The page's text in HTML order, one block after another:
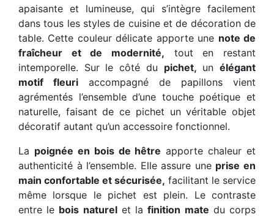
apaisante et lumineuse, qui s’intègre facilement
dans tous les styles de cuisine et de décoration de
table. Cette couleur délicate apporte une note de
fraîcheur et de modernité, tout en restant
intemporelle. Sur le côté du pichet, unélégant
motif fleuri accompagné de papillons vient
agrémentés l’ensemble d’une touche poétique et
naturelle, faisant de ce pichet un véritable objet
décoratif autant qu’un accessoire fonctionnel.
La poignée en bois de hêtre apporte chaleur et
authenticité à l’ensemble. Elle assure une prise en
main confortable et sécurisée, facilitant le service
même lorsque le pichet est plein. Le contraste
entre le bois naturelet lafinition mate du corps